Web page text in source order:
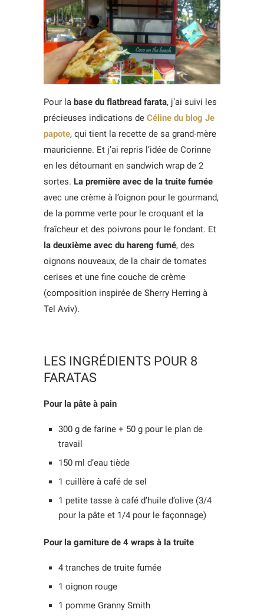
Pour la base du flatbread farata, j’ai suivi les
précieuses indications de Céline du blog Je
papote, qui tient la recette de sa grand-mère
mauricienne. Et j’ai repris l’idée de Corinne
en les détournant en sandwich wrap de 2
sortes. La première avec de la truite fumée
avec une crème à l’oignon pour le gourmand,
de la pomme verte pour le croquant et la
fraîcheur et des poivrons pour le fondant. Et
la deuxième avec du hareng fumé, des
oignons nouveaux, de la chair de tomates
cerises et une fine couche de crème
(composition inspirée de Sherry Herring à
Tel Aviv).
LES INGRÉDIENTS POUR 8
FARATAS
Pour la pâte à pain
300 g de farine + 50 g pour le plan de
travail
150 ml d’eau tiède
1 cuillère à café de sel
1 petite tasse à café d’huile d’olive (3/4
pour la pâte et 1/4 pour le façonnage)
Pour la garniture de 4 wraps à la truite
4 tranches de truite fumée
1 oignon rouge
1 pomme Granny Smith